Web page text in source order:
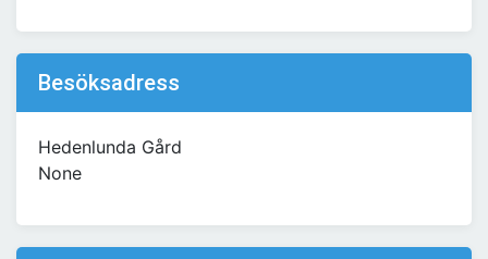
Besöksadress
Hedenlunda Gård
None